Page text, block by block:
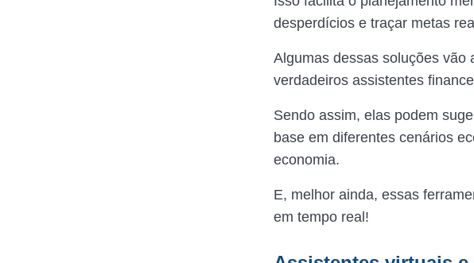
desperdícios e traçar metas
Algumas dessas soluções vão
verdadeiros assistentes
Sendo assim, elas podem
base em diferentes cenários
economia.
E, melhor ainda, essas
em tempo real!